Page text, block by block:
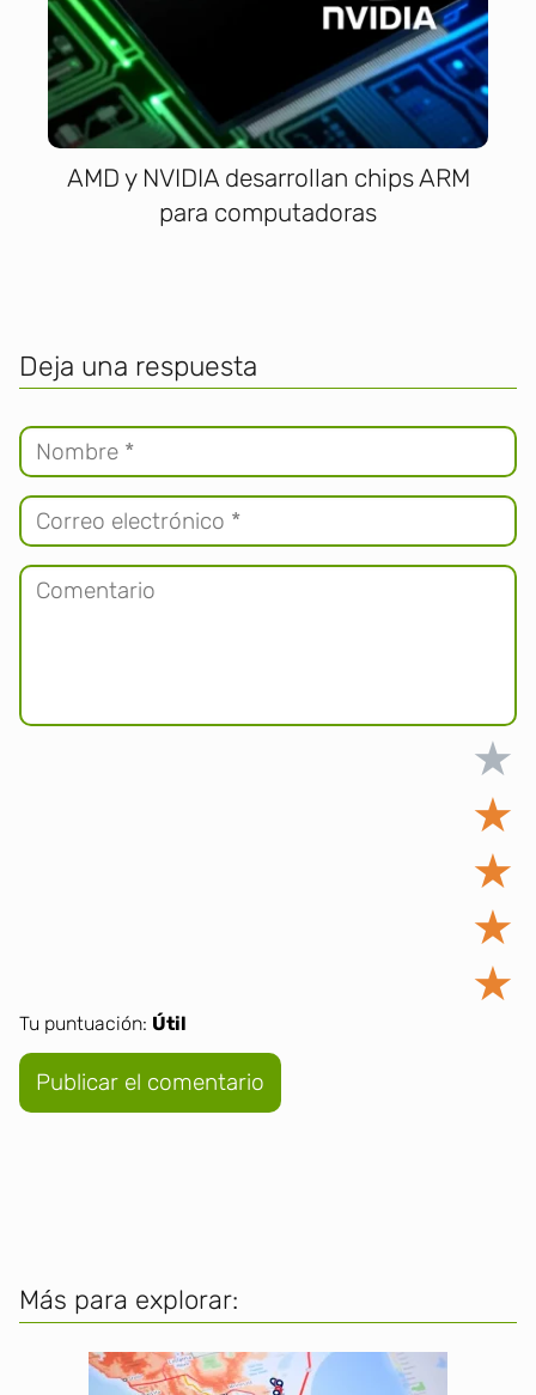
AMD y NVIDIA desarrollan chips ARM
para computadoras
Deja una respuesta
★
★
★
★
★
Tu puntuación: Útil
Más para explorar: